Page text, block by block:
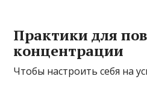
Практики для
концентрации
Чтобы настроить себя на